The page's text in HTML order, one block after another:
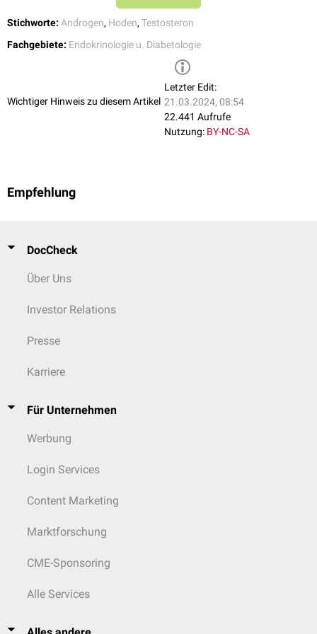
Relevanz nicht eindeutig geklärt ist, da der Mangel häufig im Rahmen der
Klimakteriums auftritt und hier die Symptomatik eines
Stichworte: Androgen, Hoden, Testosteron
Fachgebiete: Endokrinologie u. Diabetologie
Wichtiger Hinweis zu diesem Artikel
Letzter Edit:
21.03.2024, 08:54
22.441 Aufrufe
Nutzung: BY-NC-SA
Empfehlung
DocCheck
Über Uns
Investor Relations
Presse
Karriere
Für Unternehmen
Werbung
Login Services
Content Marketing
Marktforschung
CME-Sponsoring
Alle Services